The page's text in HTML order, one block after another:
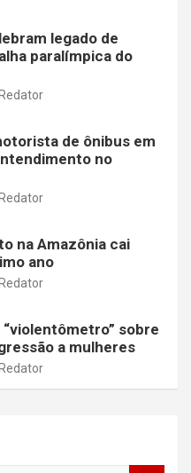
legado de
paralímpica do
Redator
de ônibus em
no
Redator
na Amazônia cai
ano
Redator
“violentômetro” sobre
a mulheres
Redator